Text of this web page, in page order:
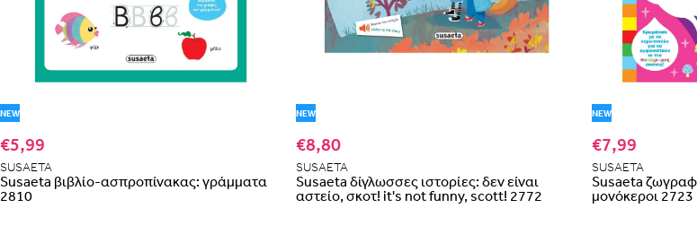
NEW
€5,99
SUSAETA
Susaeta βιβλίο-ασπροπίνακας: γράμματα
2810
NEW
€8,80
SUSAETA
Susaeta δίγλωσσες ιστορίες: δεν είναι
αστείο, σκοτ! it's not funny, scott! 2772
NEW
€7,99
SUSAETA
Susaeta
μονόκεροι 2723